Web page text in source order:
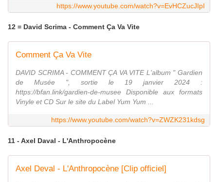
https://www.youtube.com/watch?v=EvHCZucJIpI
12 = David Scrima - Comment Ça Va Vite
Comment Ça Va Vite
DAVID SCRIMA - COMMENT ÇA VA VITE L'album " Gardien
de Musée ", sortie le 19 janvier 2024 :
https://bfan.link/gardien-de-musee Disponible aux formats
Vinyle et CD Sur le site du Label Yum Yum ...
https://www.youtube.com/watch?v=ZWZK231kdsg
11 - Axel Daval - L'Anthropocène
Axel Deval - L'Anthropocène [Clip officiel]